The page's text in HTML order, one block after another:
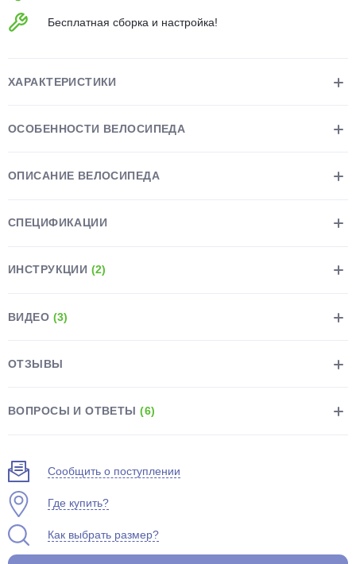
Бесплатная сборка и настройка!
ХАРАКТЕРИСТИКИ
ОСОБЕННОСТИ ВЕЛОСИПЕДА
ОПИСАНИЕ ВЕЛОСИПЕДА
СПЕЦИФИКАЦИИ
ИНСТРУКЦИИ (2)
ВИДЕО (3)
ОТЗЫВЫ
ВОПРОСЫ И ОТВЕТЫ(6)
Сообщить о поступлении
Где купить?
Как выбрать размер?
Остались вопросы?